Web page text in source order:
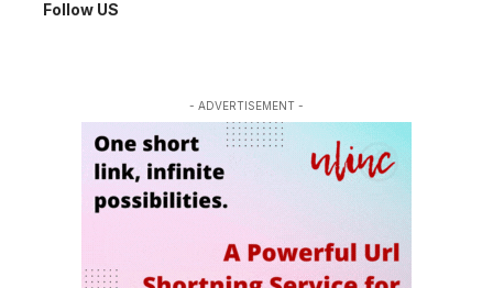
Follow US
- ADVERTISEMENT -